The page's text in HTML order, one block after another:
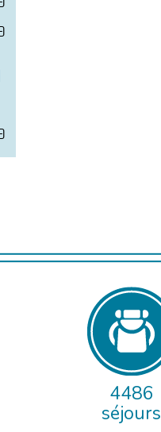
4486
séjours